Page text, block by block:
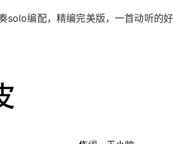
solo编配，精编完美版，一首动听的好